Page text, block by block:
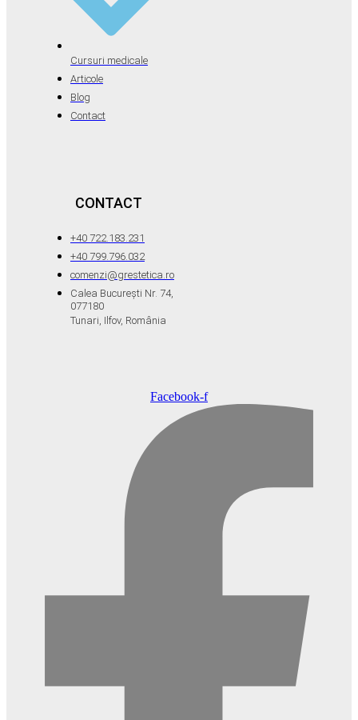
Cursuri medicale
Articole
Blog
Contact
CONTACT
+40 722.183.231
+40 799.796.032
comenzi@grestetica.ro
Calea București Nr. 74,
077180
Tunari, Ilfov, România
Facebook-f